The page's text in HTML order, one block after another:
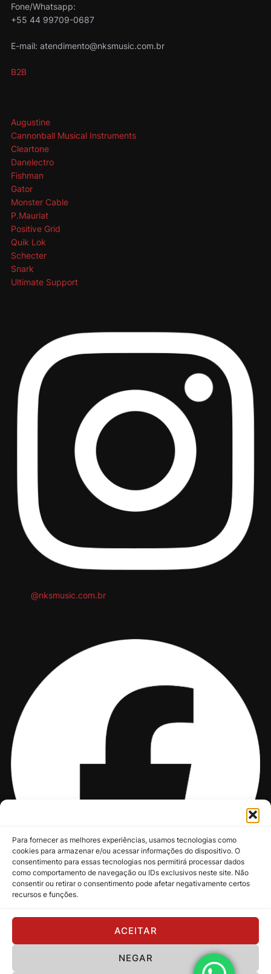
Para fornecer as melhores experiências, usamos tecnologias como
cookies para armazenar e/ou acessar informações do dispositivo. O
consentimento para essas tecnologias nos permitirá processar dados
como comportamento de navegação ou IDs exclusivos neste site. Não
consentir ou retirar o consentimento pode afetar negativamente certos
recursos e funções.
ACEITAR
NEGAR
Fone/Whatsapp:
+55 44 99709-0687
E-mail: atendimento@nksmusic.com.br
B2B
Augustine
Cannonball Musical Instruments
Cleartone
Danelectro
Fishman
Gator
Monster Cable
P.Mauriat
Positive Grid
Quik Lok
Schecter
Snark
Ultimate Support
@nksmusic.com.br